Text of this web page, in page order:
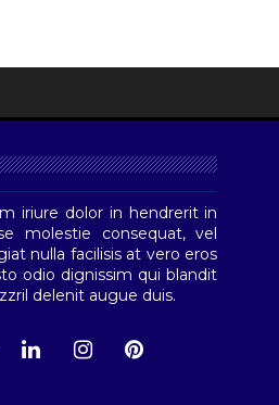
iriure dolor in hendrerit in
molestie consequat, vel
nulla facilisis at vero eros
odio dignissim qui blandit
delenit augue duis.